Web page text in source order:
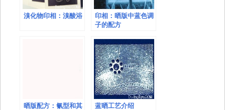
溴化物印相：溴酸浴
印相：晒版中蓝色调
子的配方
晒版配方：氰型和其
蓝晒工艺介绍